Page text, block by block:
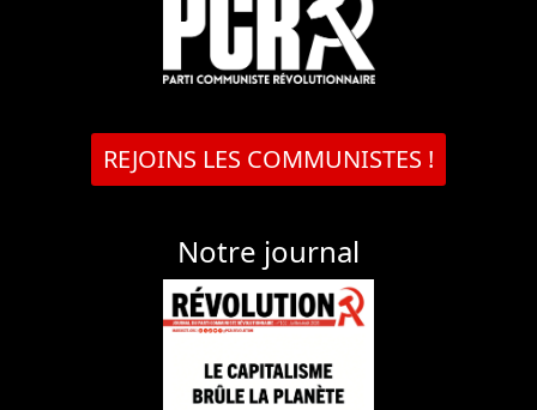
REJOINS LES COMMUNISTES !
Notre journal